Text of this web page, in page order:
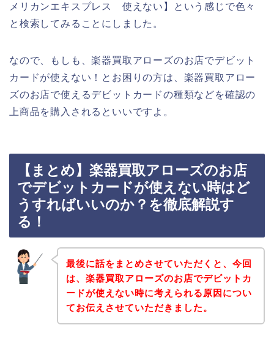
メリカンエキスプレス 使えない】という感じで色々
と検索してみることにしました。
なので、もしも、楽器買取アローズのお店でデビット
カードが使えない！とお困りの方は、楽器買取アロー
ズのお店で使えるデビットカードの種類などを確認の
上商品を購入されるといいですよ。
【まとめ】楽器買取アローズのお店
でデビットカードが使えない時はど
うすればいいのか？を徹底解説す
る！
最後に話をまとめさせていただくと、今回
は、楽器買取アローズのお店でデビットカ
ードが使えない時に考えられる原因につい
てお伝えさせていただきました。